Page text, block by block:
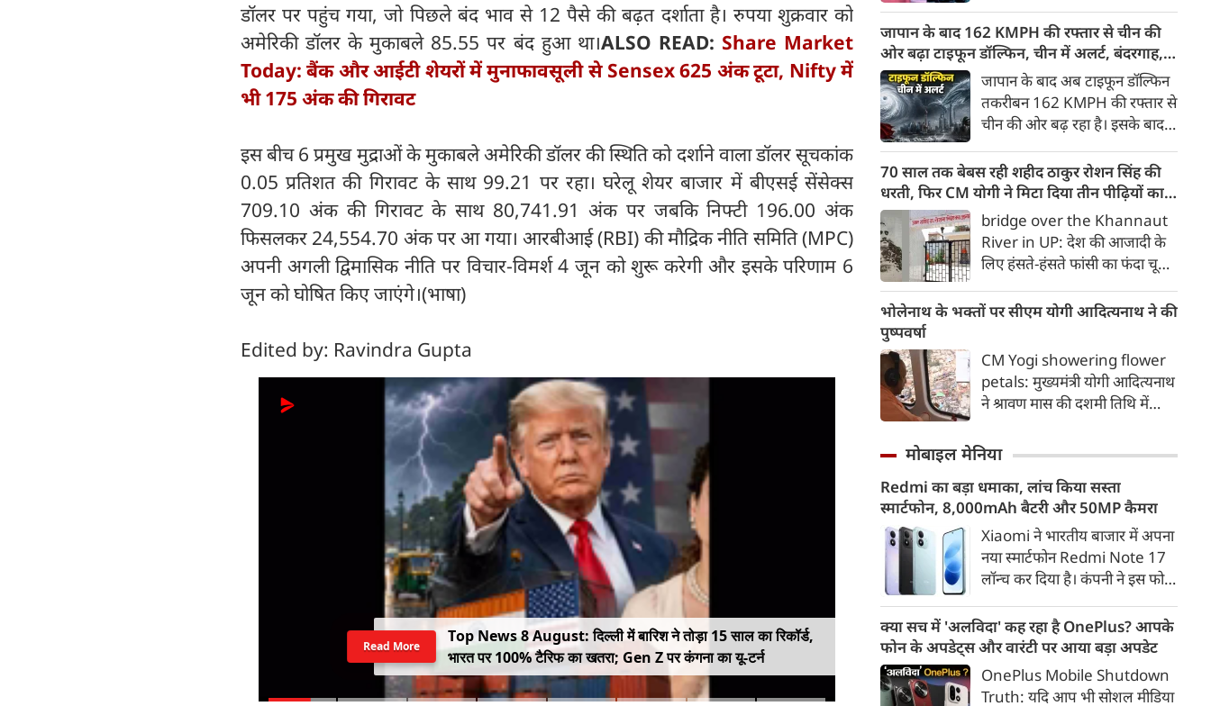
डॉलर पर पहुंच गया, जो पिछले बंद भाव से 12 पैसे की बढ़त दर्शाता है। रुपया शुक्रवार को
अमेरिकी डॉलर के मुकाबले 85.55 पर बंद हुआ था।ALSO READ: Share Market
Today: बैंक और आईटी शेयरों में मुनाफावसूली से Sensex 625 अंक टूटा, Nifty में
भी 175 अंक की गिरावट
इस बीच 6 प्रमुख मुद्राओं के मुकाबले अमेरिकी डॉलर की स्थिति को दर्शाने वाला डॉलर सूचकांक
0.05 प्रतिशत की गिरावट के साथ 99.21 पर रहा। घरेलू शेयर बाजार में बीएसई सेंसेक्स
709.10 अंक की गिरावट के साथ 80,741.91 अंक पर जबकि निफ्टी 196.00 अंक
फिसलकर 24,554.70 अंक पर आ गया। आरबीआई (RBI) की मौद्रिक नीति समिति (MPC)
अपनी अगली द्विमासिक नीति पर विचार-विमर्श 4 जून को शुरू करेगी और इसके परिणाम 6
जून को घोषित किए जाएंगे।(भाषा)
Edited by: Ravindra Gupta
Top News 8 August: दिल्ली में बारिश ने तोड़ा 15 साल का रिकॉर्ड,
भारत पर 100% टैरिफ का खतरा; Gen Z पर कंगना का यू-टर्न
Read More
कांग्रेस नेता राहुल गांधी ने केंद्र की
मोदी सरकार पर तीखा प्रहार किया है।
'छात्रों की गूंज' कार्यक्रम के दौरान
भारी बारिश और जलभराव के बीच
उमड़े युवाओं के हुजूम को संबोधित
करते हुए राहुल गांधी ने कहा कि देश
में युवाओं के रोजगार के सभी 5
प्रमुख रास्ते बंद कर दिए गए हैं।
जापान के बाद 162 KMPH की रफ्तार से चीन की
ओर बढ़ा टाइफून डॉल्फिन, चीन में अलर्ट, बंदरगाह,
स्कूल बंद, उड़ानें रद्दजापान के बाद अब टाइफून डॉल्फिन
तकरीबन 162 KMPH की रफ्तार से
चीन की ओर बढ़ रहा है। इसके बाद
चीन में अलर्ट जारी किया गया है। वहां
के बंदरगाह बंद कर दिए गए हैं। स्‍कूल
की छुट्टियां घोषित की गई हैं, जबकि
उड़ानें रद्द कर दी गई हैं। बता दें कि
कई लोग इस तूफान से हताहत हुए हैं।
70 साल तक बेबस रही शहीद ठाकुर रोशन सिंह की
धरती, फिर CM योगी ने मिटा दिया तीन पीढ़ियों का
दर्द
bridge over the Khannaut
River in UP: देश की आजादी के
लिए हंसते-हंसते फांसी का फंदा चूमने
रोशन सिंह की जन्मभूमि आजाद
मुख्यधारा से कटे रहने का दर्द सहती
रही। जिस गांव की मिट्टी ने देश को
ऐसा वीर सपूत दिया, उसी गांव की
तीन पीढ़ियां हर साल बारिश के मौसम
झेलती रहीं।
भोलेनाथ के भक्तों पर सीएम योगी आदित्यनाथ ने की
पुष्पवर्षा
CM Yogi showering flower
petals: मुख्यमंत्री योगी आदित्यनाथ
ने श्रावण मास की दशमी तिथि में
बरसाए। गोरक्षपीठाधीश्वर के साथ
भूमिका निभाने वाले मेरठ के सांसद
अरुण गोविल समेत सभी
जनप्रतिनिधियों ने आस्था को सम्मान
देते हुए शिवभक्त कांवड़ यात्रियों पर
गुलाब की पंखुड़ियां बरसाईं।
मोबाइल मेनिया
Redmi का बड़ा धमाका, लांच किया सस्ता
स्मार्टफोन, 8,000mAh बैटरी और 50MP कैमरा
Xiaomi ने भारतीय बाजार में अपना
नया स्मार्टफोन Redmi Note 17
लॉन्च कर दिया है। कंपनी ने इस फोन
डिस्प्ले, 8,000mAh की बड़ी बैटरी
और Qualcomm Snapdragon
चिपसेट के साथ पेश किया है। फोन में
50MP का मेन कैमरा दिया गया है।
क्या सच में 'अलविदा' कह रहा है OnePlus? आपके
फोन के अपडेट्स और वारंटी पर आया बड़ा अपडेट
OnePlus Mobile Shutdown
Truth: यदि आप भी सोशल मीडिया